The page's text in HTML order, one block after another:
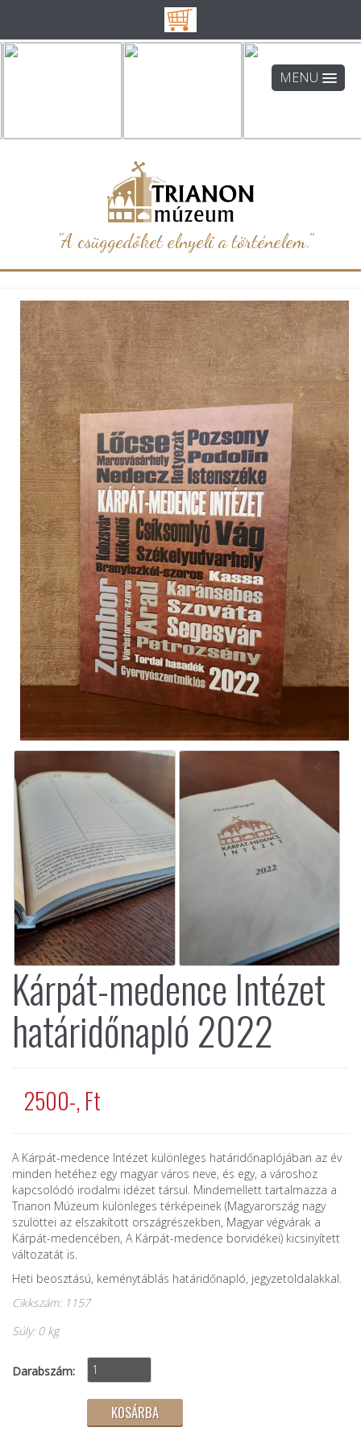
MENU
"A csüggedőket elnyeli a történelem."
Kárpát-medence Intézet
határidőnapló 2022
2500-, Ft
A Kárpát-medence Intézet különleges határidőnaplójában az év
minden hetéhez egy magyar város neve, és egy, a városhoz
kapcsolódó irodalmi idézet társul. Mindemellett tartalmazza a
Trianon Múzeum különleges térképeinek (Magyarország nagy
szülöttei az elszakított országrészekben, Magyar végvárak a
Kárpát-medencében, A Kárpát-medence borvidékei) kicsinyített
változatát is.
Heti beosztású, keménytáblás határidőnapló, jegyzetoldalakkal.
Cikkszám: 1157
Súly: 0 kg
Darabszám: